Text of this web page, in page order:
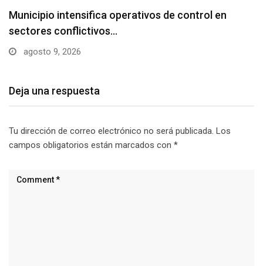
Cruz Roja firma convenios interinstitucionales
agosto 9, 2026
Deja una respuesta
Tu dirección de correo electrónico no será publicada. Los
campos obligatorios están marcados con *